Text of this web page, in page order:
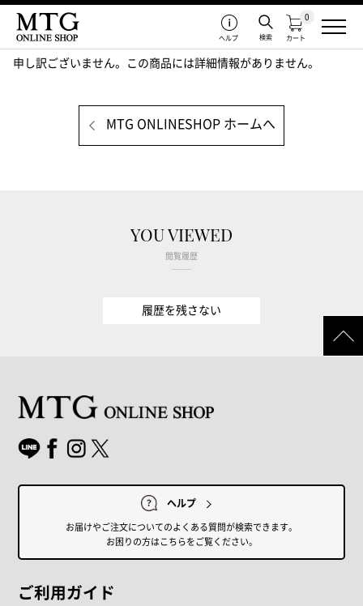
カート
0
検索
ヘルプ
申し訳ございません。この商品には詳細情報がありません。
MTG ONLINESHOP ホームへ
YOU VIEWED
閲覧履歴
履歴を残さない
ヘルプ
お届けやご注文についてのよくある質問が検索できます。
お困りの方はこちらをご覧ください。
ご利用ガイド